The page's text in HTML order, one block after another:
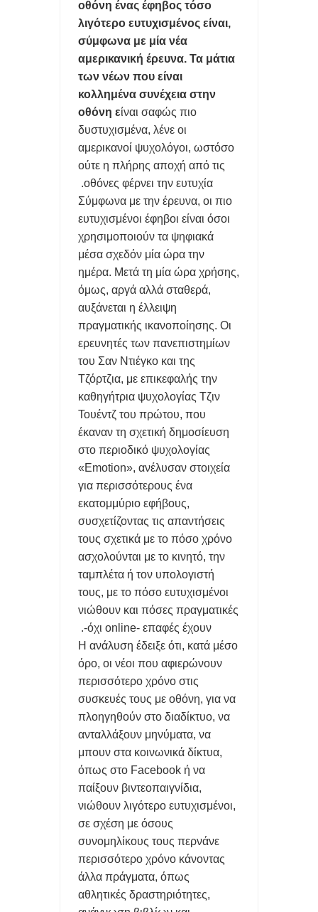
ΒΕΛΤΙΣΤΗ ΜΠΑΤΑΡΙΑ
ΗΡΘΕ ΤΟ ΤΕΛΟΣ ΤΩΝ influencers ΜΕ ΑΛΜΑΤΩΔΗ ΑΝΟΔΟ ΤΟΥ
clipping ΣΤΟ INTERNET
ΑΛΑΜΑΤΩΔΗ ΑΥΞΗΣΗ ΤΩΝ ΚΥΒΕΡΝΟΕΠΙΘΕΣΕΩΝ
ΠΑΓΚΟΣΜΙΩΣ ΑΛΛΑ ΚΑΙ ΣΤΗΝ ΕΛΛΑΔΑ
KBANTIKO CHIP ΑΑΠΟΘΗΚΕΥΕΙ ΑΠΕΡΙΟΡΙΣΤΗ
ΧΩΡΗΤΙΚΟΤΗΤΑ ΔΕΔΟΜΕΝΩΝ ΓΙΑ ΜΝΗΜΗ Α.Ι.
TA SMPARTPHONES ΘΑ ΚΟΤΣΙΖΟΥΝ ΑΚΡΙΒΟΤΕΡΑ ΜΕ ΤΑ ΙΔΙΑ
SPECS ΛΟΓΩ ΜΝΗΜΗΣ ΚΑΙ Α.Ι.
FREEGR TIPS- ΤΙ ΝΑ ΚΑΝΕΤΕ ΑΝ ΤΟ LAPTOP ΖΕΣΤΑΙΝΕΤΑΙ ΤΟ
ΚΑΛΟΚΑΙΡΙ
FREEGR TIPS - ΕΝΤΟΠΙΣΤΕ ΤΟ ΚΙΝΗΤΟ ΣΑΣ ΑΝ ΤΟ ΚΛΕΨΟΥΝ
Ή ΑΝ ΤΟ ΧΑΣΕΤΕ
ΠΑΝΕΥΡΩΠΩΑΙΚΗ ΠΡΟΣΤΑΣΙΑ ΤΩΝ ΑΝΗΛΙΚΩΝ ΑΠΟ ΤΗΝ
ΚΟΜΙΣΙΟΝ ΣΤΑ SOCIAL MEDIA
WINDOWS: ΤΑ ΠΙΟΣ ΣΥΝΗΘΗΣΙΜΕΝΑ ΛΑΘΗ ΓΙΑ ΑΡΧΑΡΙΟΥΣ
ΚΑΙ ΠΩΣ ΘΑ ΒΛΕΤΙΩΣΕΤΕ ΤΟ ΣΥΣΤΗΜΑ ΣΑΣ
ΧΡΗΣΤΕΣ-ΕΜΠΙΣΤΑ ΜΟΝΟ ΑΞΙΟΠΙΣΤΑ SITE
οθόνη ένας έφηβος τόσο
λιγότερο ευτυχισμένος είναι,
σύμφωνα με μία νέα
αμερικανική έρευνα. Τα μάτια
των νέων που είναι
κολλημένα συνέχεια στην
οθόνη είναι σαφώς πιο
δυστυχισμένα, λένε οι
αμερικανοί ψυχολόγοι, ωστόσο
ούτε η πλήρης αποχή από τις
οθόνες φέρνει την ευτυχία.
Σύμφωνα με την έρευνα, οι πιο
ευτυχισμένοι έφηβοι είναι όσοι
χρησιμοποιούν τα ψηφιακά
μέσα σχεδόν μία ώρα την
ημέρα. Μετά τη μία ώρα χρήσης,
όμως, αργά αλλά σταθερά,
αυξάνεται η έλλειψη
πραγματικής ικανοποίησης. Οι
ερευνητές των πανεπιστημίων
του Σαν Ντιέγκο και της
Τζόρτζια, με επικεφαλής την
καθηγήτρια ψυχολογίας Τζιν
Τουέντζ του πρώτου, που
έκαναν τη σχετική δημοσίευση
στο περιοδικό ψυχολογίας
«Emotion», ανέλυσαν στοιχεία
για περισσότερους ένα
εκατομμύριο εφήβους,
συσχετίζοντας τις απαντήσεις
τους σχετικά με το πόσο χρόνο
ασχολούνται με το κινητό, την
ταμπλέτα ή τον υπολογιστή
τους, με το πόσο ευτυχισμένοι
νιώθουν και πόσες πραγματικές
-όχι online- επαφές έχουν.
Η ανάλυση έδειξε ότι, κατά μέσο
όρο, οι νέοι που αφιερώνουν
περισσότερο χρόνο στις
συσκευές τους με οθόνη, για να
πλοηγηθούν στο διαδίκτυο, να
ανταλλάξουν μηνύματα, να
μπουν στα κοινωνικά δίκτυα,
όπως στο Facebook ή να
παίξουν βιντεοπαιγνίδια,
νιώθουν λιγότερο ευτυχισμένοι,
σε σχέση με όσους
συνομηλίκους τους περνάνε
περισσότερο χρόνο κάνοντας
άλλα πράγματα, όπως
αθλητικές δραστηριότητες,